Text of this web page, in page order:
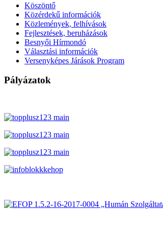
Köszöntő
Közérdekű információk
Közlemények, felhívások
Fejlesztések, beruházások
Besnyői Hírmondó
Választási információk
Versenyképes Járások Program
Pályázatok